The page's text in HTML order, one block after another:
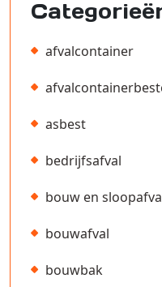
afvalcontainer
asbest
bedrijfsafval
bouw en
bouwafval
bouwbak